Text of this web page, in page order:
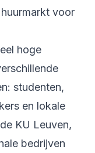
voor
hoge
studenten,
en lokale
KU Leuven,
bedrijven